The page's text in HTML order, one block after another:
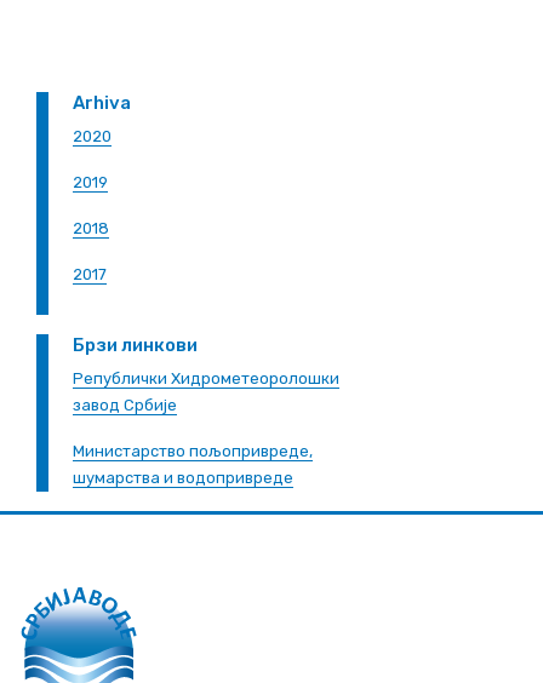
Arhiva
2020
2019
2018
2017
Брзи линкови
Републички Хидрометеоролошки
завод Србије
Министарство пољопривреде,
шумарства и водопривреде